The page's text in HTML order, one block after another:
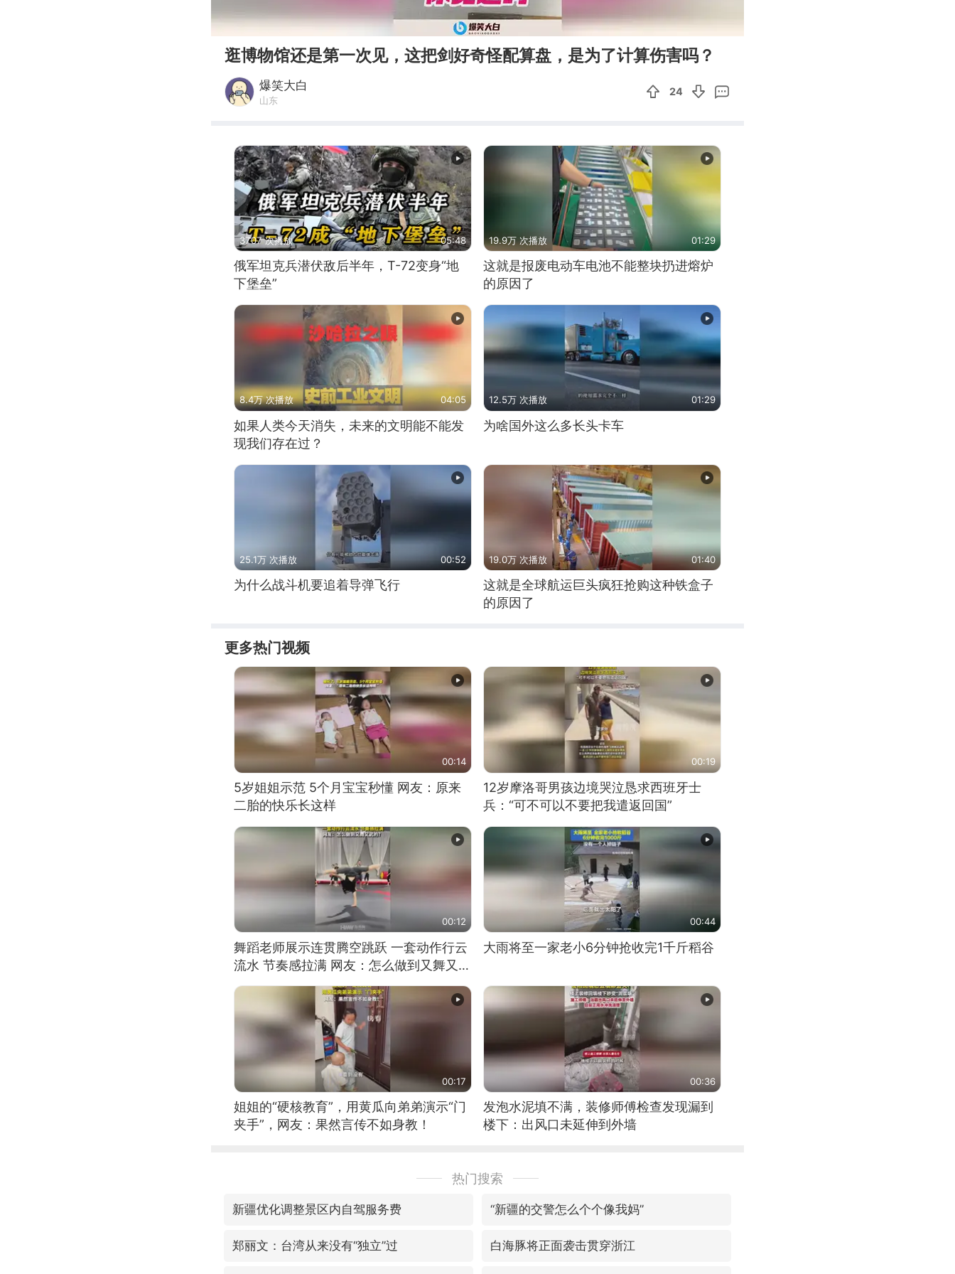
00:00 00:10
逛博物馆还是第一次见，这把剑好奇怪配算盘，是为了计算伤害吗？
爆笑大白
山东
24
3707 次播放 05:48
俄军坦克兵潜伏敌后半年，T-72变身“地
下堡垒”
19.9万 次播放 01:29
这就是报废电动车电池不能整块扔进熔炉
的原因了
8.4万 次播放 04:05
如果人类今天消失，未来的文明能不能发
现我们存在过？
12.5万 次播放 01:29
为啥国外这么多长头卡车
25.1万 次播放 00:52
为什么战斗机要追着导弹飞行
19.0万 次播放 01:40
这就是全球航运巨头疯狂抢购这种铁盒子
的原因了
更多热门视频
00:14
5岁姐姐示范 5个月宝宝秒懂 网友：原来
二胎的快乐长这样
00:19
12岁摩洛哥男孩边境哭泣恳求西班牙士
兵：“可不可以不要把我遣返回国”
00:12
舞蹈老师展示连贯腾空跳跃 一套动作行云
流水 节奏感拉满 网友：怎么做到又舞又武
的？
00:44
大雨将至一家老小6分钟抢收完1千斤稻谷
00:17
姐姐的“硬核教育”，用黄瓜向弟弟演示“门
夹手”，网友：果然言传不如身教！
00:36
发泡水泥填不满，装修师傅检查发现漏到
楼下：出风口未延伸到外墙
热门搜索
新疆优化调整景区内自驾服务费 “新疆的交警怎么个个像我妈”
郑丽文：台湾从来没有“独立”过 白海豚将正面袭击贯穿浙江